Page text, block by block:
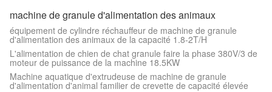
machine de granule d'alimentation des animaux
équipement de cylindre réchauffeur de machine de granule
d'alimentation des animaux de la capacité 1.8-2T/H
L'alimentation de chien de chat granule faire la phase 380V/3 de
moteur de puissance de la machine 18.5KW
Machine aquatique d'extrudeuse de machine de granule
d'alimentation d'animal familier de crevette de capacité élevée